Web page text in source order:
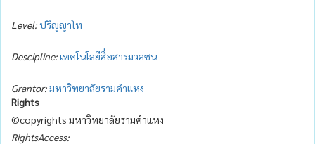
Level:ปริญญาโท
Descipline:เทคโนโลยีสื่อสารมวลชน
Grantor:มหาวิทยาลัยรามคำแหง
Rights
©copyrights มหาวิทยาลัยรามคำแหง
RightsAccess: